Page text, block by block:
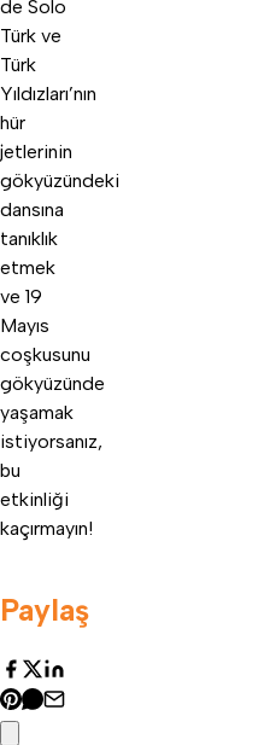
de Solo
Türk ve
Türk
Yıldızları’nın
hür
jetlerinin
gökyüzündeki
dansına
tanıklık
etmek
ve 19
Mayıs
coşkusunu
gökyüzünde
yaşamak
istiyorsanız,
bu
etkinliği
kaçırmayın!
Paylaş